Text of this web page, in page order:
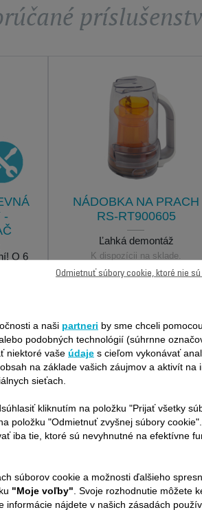
-
O 6
NÁDOBKA NA PRACH
RS-RT900605
Ľahká demontáž
K dispozícii na sklade.
pre 9 produktov
Zadajte prosím kód vášho
a naši partneri by sme chceli
podobných technológií (súhrnne
niektoré vaše údaje s cieľom vykonávať
na základe vašich záujmov a aktivít na
sieťach.
kliknutím na položku "Prijať všetky
položku "Odmietnuť zvyšnej súbory
iba tie, ktoré sú nevyhnutné na efektívne
súborov cookie a možnosti ďalšieho
"Moje voľby" . Svoje rozhodnutie môžete
informácie nájdete v našich zásadách
Odmietnuť súbory cookie, ktoré nie